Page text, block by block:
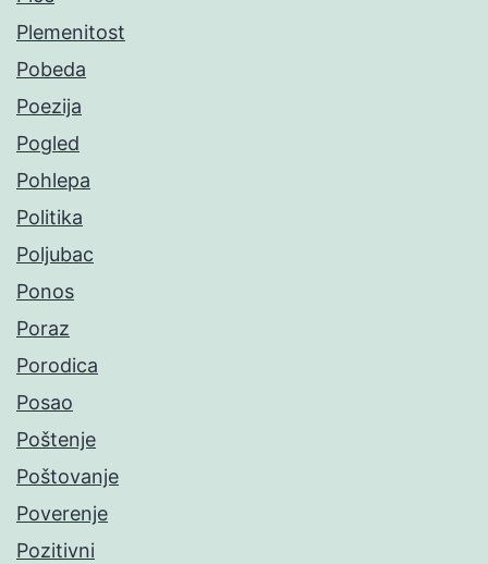
Plemenitost
Pobeda
Poezija
Pogled
Pohlepa
Politika
Poljubac
Ponos
Poraz
Porodica
Posao
Poštenje
Poštovanje
Poverenje
Pozitivni